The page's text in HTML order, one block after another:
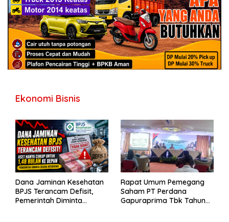
Ekonomi Bisnis
Dana Jaminan Kesehatan
BPJS Terancam Defisit,
Pemerintah Diminta
Rapat Umum Pemegang
Saham PT Perdana
Gapuraprima Tbk Tahun